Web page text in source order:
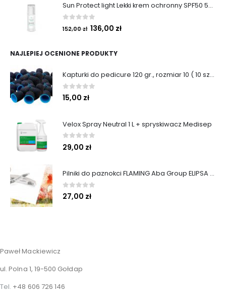
Sun Protect light Lekki krem ochronny SPF50 50ml
out of 5
152,00zł 136,00 zł
NAJLEPIEJ OCENIONE PRODUKTY
Kapturki do pedicure 120 gr., rozmiar 10 ( 10 sztuk )
0out of 5
15,00 zł
Velox Spray Neutral 1 L + spryskiwacz Medisep
0out of 5
29,00 zł
Pilniki do paznokci FLAMING Aba Group ELIPSA 100/180 STANDARD 25 szt.
0out of 5
27,00 zł
Paweł Mackiewicz
ul. Polna 1, 19-500 Gołdap
Tel. +48 606 726 146